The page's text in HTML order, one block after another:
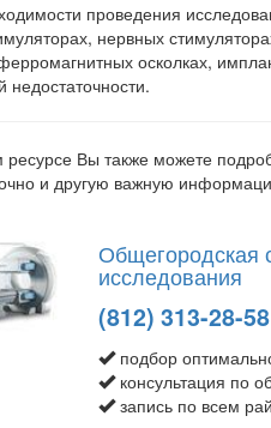
проведения
нервных
осколках,
недостаточности.
Вы также можете
и другую важную
Общегородская
исследования
(812) 313-28-58
подбор
консультация по
запись по всем